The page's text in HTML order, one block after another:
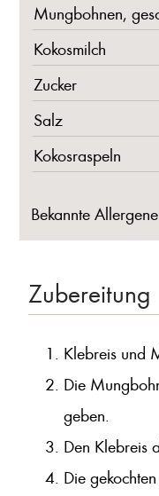
Mungbohnen,
Kokosmilch
Zucker
Salz
Kokosraspeln
Bekannte
Zubereitung
Klebreis und
Die
geben.
Den Klebreis
Die